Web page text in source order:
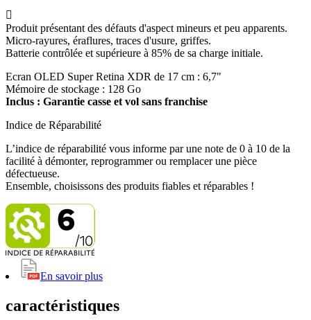

Produit présentant des défauts d'aspect mineurs et peu apparents.
Micro-rayures, éraflures, traces d'usure, griffes.
Batterie contrôlée et supérieure à 85% de sa charge initiale.
Ecran OLED Super Retina XDR de 17 cm : 6,7"
Mémoire de stockage : 128 Go
Inclus : Garantie casse et vol sans franchise
Indice de Réparabilité
L’indice de réparabilité vous informe par une note de 0 à 10 de la
facilité à démonter, reprogrammer ou remplacer une pièce
défectueuse.
Ensemble, choisissons des produits fiables et réparables !
En savoir plus
caractéristiques